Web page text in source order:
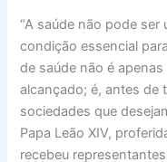
“A saúde não pode
condição essencial
de saúde não é
alcançado; é, antes de
sociedades que
Papa Leão XIV,
recebeu